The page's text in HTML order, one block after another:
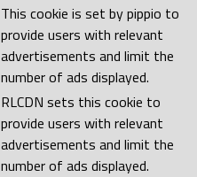
This cookie is set by pippio to
provide users with relevant
advertisements and limit the
number of ads displayed.
RLCDN sets this cookie to
provide users with relevant
advertisements and limit the
number of ads displayed.